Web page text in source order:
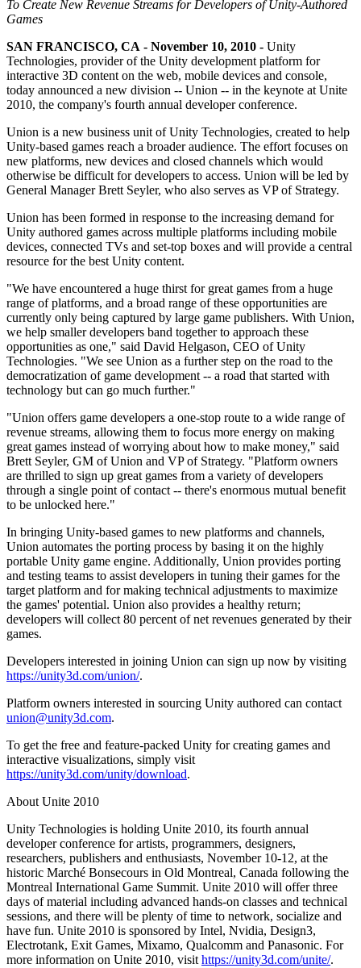
Insights pós-lançamento e operações de jogos ao vivo
Amplie
Aquisição de usuários
Seja descoberto e adquira usuários móveis
In-App Purchase
Gerencie as IAP em todas as lojas e no modelo D2C (direto ao
consumidor).
Conecte jogadores com os jogos certos
Anuncie com o Unity
Monetize com o Unity
Casos de uso
Jogos de dispositivos móveis
Crie e faça crescer sucessos móveis com o Unity
Jogos Independentes
Lance grandes jogos com pequenas equipes
Jogos XR
Lance jogos XR em várias plataformas
Jogos com multijogador
Simplifique o desenvolvimento de jogos multiplayer
Transformar experiências em loja em experiências online
Automotivo
Impulsione a inovação e as experiências dentro do carro
Veja todas as indústrias
Insights
Estudos de caso
Histórias de sucesso do mundo real
Guias de melhores práticas
Dicas e truques de especialistas
Demonstrações
Demonstrações, amostras e blocos de construção
Todos os recursos
Novidades
Blog
Atualizações, informações e dicas técnicas
Notícias
Notícias, histórias e centro de imprensa
Junte-se a desenvolvedores, criadores e insiders
Prêmios Unity
Celebrando criadores do Unity em todo o mundo
Dicas práticas e melhores práticas
Educação
Para estudantes
Impulsione sua carreira
Para educadores
Impulsione seu ensino
Concessão de Licença Educacional
Certificações
Prove sua maestria em Unity
To Create New Revenue Streams for Developers of Unity-Authored
Games
SAN FRANCISCO, CA - November 10, 2010 - Unity
Technologies, provider of the Unity development platform for
interactive 3D content on the web, mobile devices and console,
today announced a new division -- Union -- in the keynote at Unite
2010, the company's fourth annual developer conference.
Union is a new business unit of Unity Technologies, created to help
Unity-based games reach a broader audience. The effort focuses on
new platforms, new devices and closed channels which would
otherwise be difficult for developers to access. Union will be led by
General Manager Brett Seyler, who also serves as VP of Strategy.
Union has been formed in response to the increasing demand for
Unity authored games across multiple platforms including mobile
devices, connected TVs and set-top boxes and will provide a central
resource for the best Unity content.
"We have encountered a huge thirst for great games from a huge
range of platforms, and a broad range of these opportunities are
currently only being captured by large game publishers. With Union,
we help smaller developers band together to approach these
opportunities as one," said David Helgason, CEO of Unity
Technologies. "We see Union as a further step on the road to the
democratization of game development -- a road that started with
technology but can go much further."
"Union offers game developers a one-stop route to a wide range of
revenue streams, allowing them to focus more energy on making
great games instead of worrying about how to make money," said
Brett Seyler, GM of Union and VP of Strategy. "Platform owners
are thrilled to sign up great games from a variety of developers
through a single point of contact -- there's enormous mutual benefit
to be unlocked here."
In bringing Unity-based games to new platforms and channels,
Union automates the porting process by basing it on the highly
portable Unity game engine. Additionally, Union provides porting
and testing teams to assist developers in tuning their games for the
target platform and for making technical adjustments to maximize
the games' potential. Union also provides a healthy return;
developers will collect 80 percent of net revenues generated by their
games.
Developers interested in joining Union can sign up now by visiting
https://unity3d.com/union/.
Platform owners interested in sourcing Unity authored can contact
union@unity3d.com.
To get the free and feature-packed Unity for creating games and
interactive visualizations, simply visit
https://unity3d.com/unity/download.
About Unite 2010
Unity Technologies is holding Unite 2010, its fourth annual
developer conference for artists, programmers, designers,
researchers, publishers and enthusiasts, November 10-12, at the
historic Marché Bonsecours in Old Montreal, Canada following the
Montreal International Game Summit. Unite 2010 will offer three
days of material including advanced hands-on classes and technical
sessions, and there will be plenty of time to network, socialize and
have fun. Unite 2010 is sponsored by Intel, Nvidia, Design3,
Electrotank, Exit Games, Mixamo, Qualcomm and Panasonic. For
more information on Unite 2010, visit https://unity3d.com/unite/.